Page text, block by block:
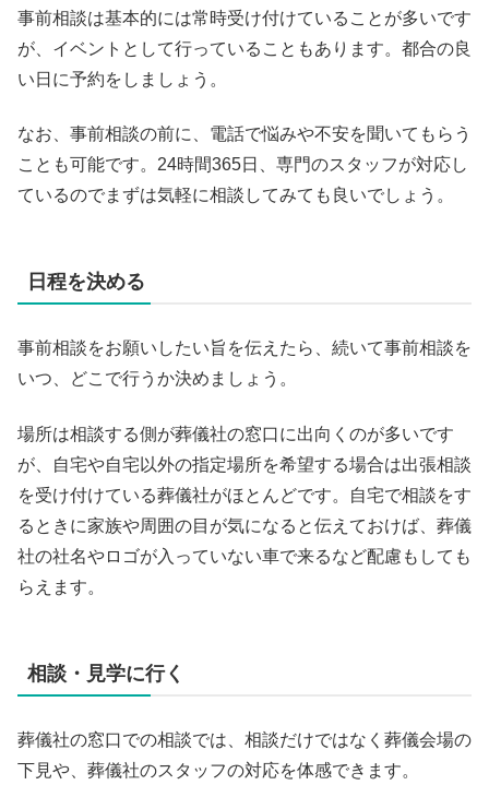
事前相談は基本的には常時受け付けていることが多いです
が、イベントとして行っていることもあります。都合の良
い日に予約をしましょう。
なお、事前相談の前に、電話で悩みや不安を聞いてもらう
ことも可能です。24時間365日、専門のスタッフが対応し
ているのでまずは気軽に相談してみても良いでしょう。
日程を決める
事前相談をお願いしたい旨を伝えたら、続いて事前相談を
いつ、どこで行うか決めましょう。
場所は相談する側が葬儀社の窓口に出向くのが多いです
が、自宅や自宅以外の指定場所を希望する場合は出張相談
を受け付けている葬儀社がほとんどです。自宅で相談をす
るときに家族や周囲の目が気になると伝えておけば、葬儀
社の社名やロゴが入っていない車で来るなど配慮もしても
らえます。
相談・見学に行く
葬儀社の窓口での相談では、相談だけではなく葬儀会場の
下見や、葬儀社のスタッフの対応を体感できます。